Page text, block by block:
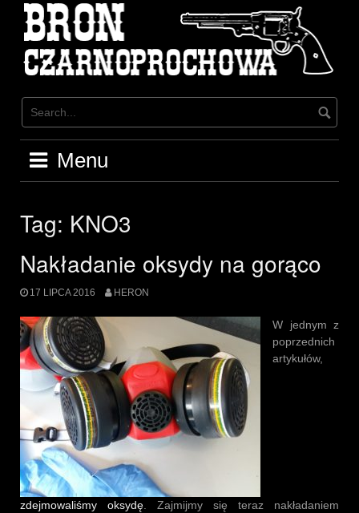
content
Menu
Tag: KNO3
Nakładanie oksydy na gorąco
17 LIPCA 2016 HERON
W jednym z
poprzednich
artykułów,
zdejmowaliśmy oksydę. Zajmijmy się teraz nakładaniem